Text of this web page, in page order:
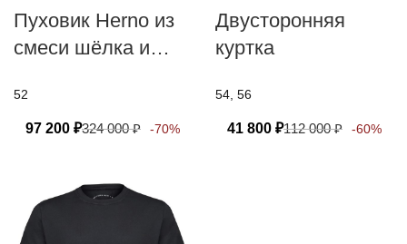
Пуховик Herno из
смеси шёлка и
52
97 200 ₽324 000₽ -70%
Двусторонняя
куртка
54, 56
41 800 ₽112 000₽ -60%